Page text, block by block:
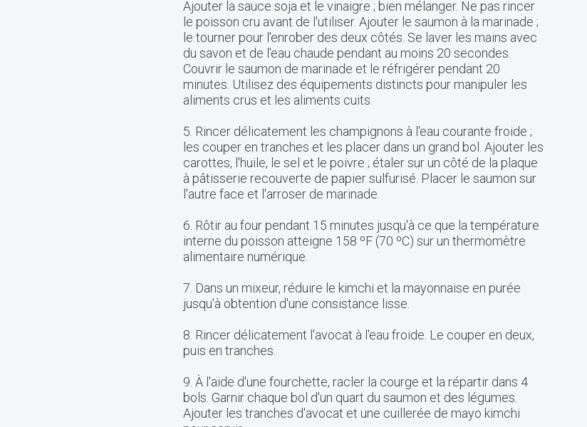
Ajouter la sauce soja et le vinaigre ; bien mélanger. Ne pas rincer
le poisson cru avant de l'utiliser. Ajouter le saumon à la marinade ;
le tourner pour l'enrober des deux côtés. Se laver les mains avec
du savon et de l'eau chaude pendant au moins 20 secondes.
Couvrir le saumon de marinade et le réfrigérer pendant 20
minutes. Utilisez des équipements distincts pour manipuler les
aliments crus et les aliments cuits.
5. Rincer délicatement les champignons à l'eau courante froide ;
les couper en tranches et les placer dans un grand bol. Ajouter les
carottes, l'huile, le sel et le poivre ; étaler sur un côté de la plaque
à pâtisserie recouverte de papier sulfurisé. Placer le saumon sur
l'autre face et l'arroser de marinade.
6. Rôtir au four pendant 15 minutes jusqu'à ce que la température
interne du poisson atteigne 158 ºF (70 ºC) sur un thermomètre
alimentaire numérique.
7. Dans un mixeur, réduire le kimchi et la mayonnaise en purée
jusqu'à obtention d'une consistance lisse.
8. Rincer délicatement l'avocat à l'eau froide. Le couper en deux,
puis en tranches.
9. À l'aide d'une fourchette, racler la courge et la répartir dans 4
bols. Garnir chaque bol d'un quart du saumon et des légumes.
Ajouter les tranches d'avocat et une cuillerée de mayo kimchi